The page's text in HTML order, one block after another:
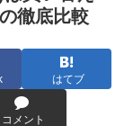
徹底比較
はてブ
コメント